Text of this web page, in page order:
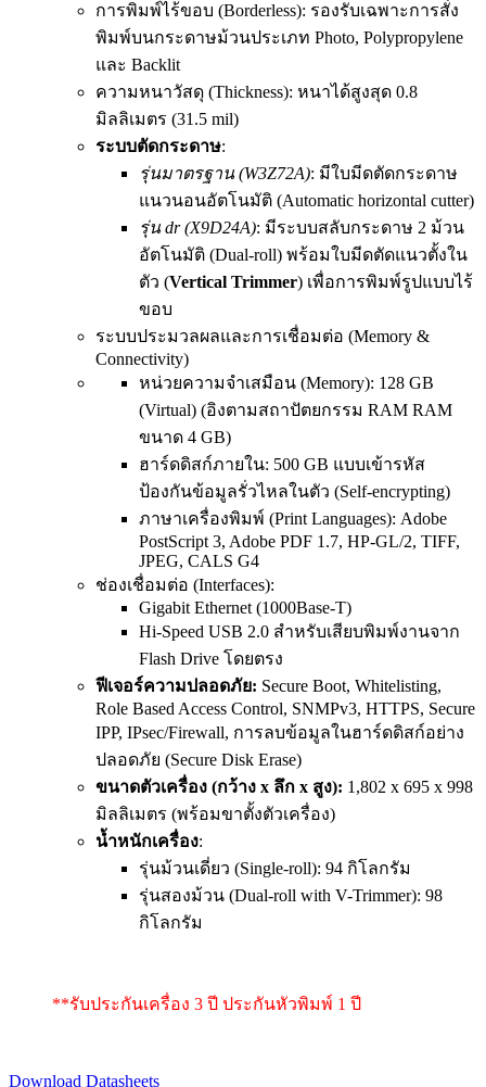
การพิมพ์ไร้ขอบ (Borderless): รองรับเฉพาะการสั่ง
พิมพ์บนกระดาษม้วนประเภท Photo, Polypropylene
และ Backlit
ความหนาวัสดุ (Thickness): หนาได้สูงสุด 0.8
มิลลิเมตร (31.5 mil)
ระบบตัดกระดาษ:
รุ่นมาตรฐาน (W3Z72A): มีใบมีดตัดกระดาษ
แนวนอนอัตโนมัติ (Automatic horizontal cutter)
รุ่น dr (X9D24A): มีระบบสลับกระดาษ 2 ม้วน
อัตโนมัติ (Dual-roll) พร้อมใบมีดตัดแนวตั้งใน
ตัว (Vertical Trimmer) เพื่อการพิมพ์รูปแบบไร้
ขอบ
ระบบประมวลผลและการเชื่อมต่อ (Memory &
Connectivity)
หน่วยความจำเสมือน (Memory): 128 GB
(Virtual) (อิงตามสถาปัตยกรรม RAM RAM
ขนาด 4 GB)
ฮาร์ดดิสก์ภายใน: 500 GB แบบเข้ารหัส
ป้องกันข้อมูลรั่วไหลในตัว (Self-encrypting)
ภาษาเครื่องพิมพ์ (Print Languages): Adobe
PostScript 3, Adobe PDF 1.7, HP-GL/2, TIFF,
JPEG, CALS G4
ช่องเชื่อมต่อ (Interfaces):
Gigabit Ethernet (1000Base-T)
Hi-Speed USB 2.0 สำหรับเสียบพิมพ์งานจาก
Flash Drive โดยตรง
ฟีเจอร์ความปลอดภัย: Secure Boot, Whitelisting,
Role Based Access Control, SNMPv3, HTTPS, Secure
IPP, IPsec/Firewall, การลบข้อมูลในฮาร์ดดิสก์อย่าง
ปลอดภัย (Secure Disk Erase)
ขนาดตัวเครื่อง (กว้าง x ลึก x สูง): 1,802 x 695 x 998
มิลลิเมตร (พร้อมขาตั้งตัวเครื่อง)
น้ำหนักเครื่อง:
รุ่นม้วนเดี่ยว (Single-roll): 94 กิโลกรัม
รุ่นสองม้วน (Dual-roll with V-Trimmer): 98
กิโลกรัม
**รับประกันเครื่อง 3 ปี ประกันหัวพิมพ์ 1 ปี
Download Datasheets